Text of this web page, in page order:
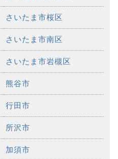
さいたま市桜区
さいたま市南区
さいたま市岩槻区
熊谷市
行田市
所沢市
加須市